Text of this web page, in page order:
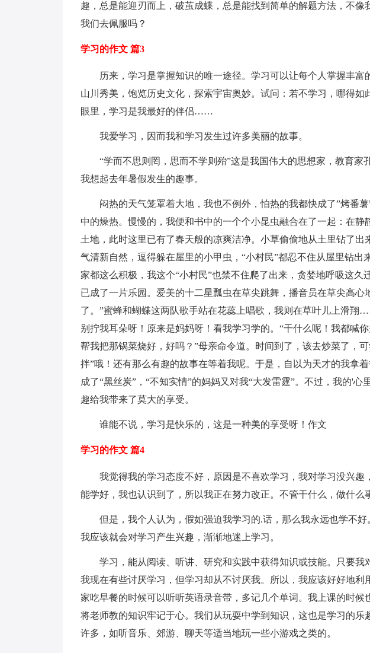
趣，总是能迎刃而上，破茧成蝶，总是能找到简单的解题方法，不像
我们去佩服吗？
学习的作文 篇3
历来，学习是掌握知识的唯一途径。学习可以让每个人掌握丰富
山川秀美，饱览历史文化，探索宇宙奥妙。试问：若不学习，哪得如
眼里，学习是我最好的伴侣……
我爱学习，因而我和学习发生过许多美丽的故事。
“学而不思则罔，思而不学则殆”这是我国伟大的思想家，教育家
我想起去年暑假发生的趣事。
闷热的天气笼罩着大地，我也不例外，怕热的我都快成了”烤番薯
中的燥热。慢慢的，我便和书中的一个个小昆虫融合在了一起：在静
土地，此时这里已有了春天般的凉爽洁净。小草偷偷地从土里钻了出
气清新自然，逗得躲在屋里的小甲虫，“小村民”都忍不住从屋里钻出
家都这么积极，我这个“小村民”也禁不住爬了出来，贪婪地呼吸这久
已成了一片乐园。爱美的十二星瓢虫在草尖跳舞，播音员在草尖高心
了。”蜜蜂和蝴蝶这两队歌手站在花蕊上唱歌，我则在草叶儿上滑翔
别拧我耳朵呀！原来是妈妈呀！看我学习学的。“干什么呢！我都喊
帮我把那锅菜烧好，好吗？”母亲命令道。时间到了，该去炒菜了，
拌”哦！还有那么有趣的故事在等着我呢。于是，自以为天才的我拿
成了“黑丝炭”，“不知实情”的妈妈又对我“大发雷霆”。不过，我的'
趣给我带来了莫大的享受。
谁能不说，学习是快乐的，这是一种美的享受呀！作文
学习的作文 篇4
我觉得我的学习态度不好，原因是不喜欢学习，我对学习没兴趣
能学好，我也认识到了，所以我正在努力改正。不管干什么，做什么
但是，我个人认为，假如强迫我学习的.话，那么我永远也学不好
我应该就会对学习产生兴趣，渐渐地迷上学习。
学习，能从阅读、听讲、研究和实践中获得知识或技能。只要我
我现在有些讨厌学习，但学习却从不讨厌我。所以，我应该好好地利
家吃早餐的时候可以听听英语录音带，多记几个单词。我上课的时候
将老师教的知识牢记于心。我们从玩耍中学到知识，这也是学习的乐
许多，如听音乐、郊游、聊天等适当地玩一些小游戏之类的。